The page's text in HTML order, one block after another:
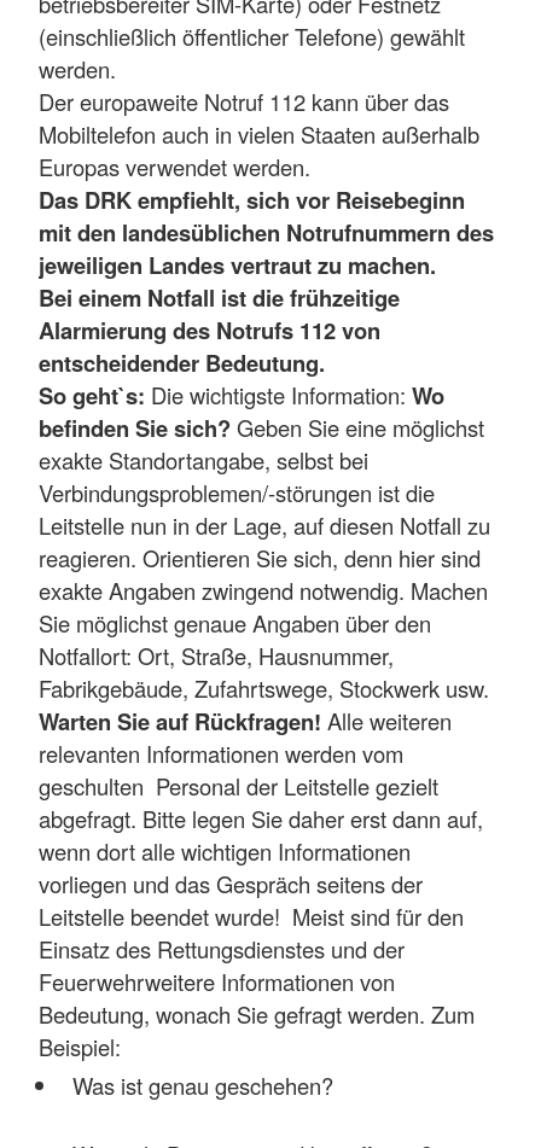
(einschließlich öffentlicher Telefone) gewählt
werden.
Der europaweite Notruf 112 kann über das
Mobiltelefon auch in vielen Staaten außerhalb
Europas verwendet werden.
Das DRK empfiehlt, sich vor Reisebeginn
mit den landesüblichen Notrufnummern des
jeweiligen Landes vertraut zu machen.
Bei einem Notfall ist die frühzeitige
Alarmierung des Notrufs 112 von
entscheidender Bedeutung.
So geht`s: Die wichtigste Information: Wo
befinden Sie sich?Geben Sie eine möglichst
exakte Standortangabe, selbst bei
Verbindungsproblemen/-störungen ist die
Leitstelle nun in der Lage, auf diesen Notfall zu
reagieren. Orientieren Sie sich, denn hier sind
exakte Angaben zwingend notwendig. Machen
Sie möglichst genaue Angaben über den
Notfallort: Ort, Straße, Hausnummer,
Fabrikgebäude, Zufahrtswege, Stockwerk usw.
Warten Sie auf Rückfragen! Alle weiteren
relevanten Informationen werden vom
geschulten Personal der Leitstelle gezielt
abgefragt. Bitte legen Sie daher erst dann auf,
wenn dort alle wichtigen Informationen
vorliegen und das Gespräch seitens der
Leitstelle beendet wurde! Meist sind für den
Einsatz des Rettungsdienstes und der
Feuerwehrweitere Informationen von
Bedeutung, wonach Sie gefragt werden. Zum
Beispiel:
Was ist genau geschehen?